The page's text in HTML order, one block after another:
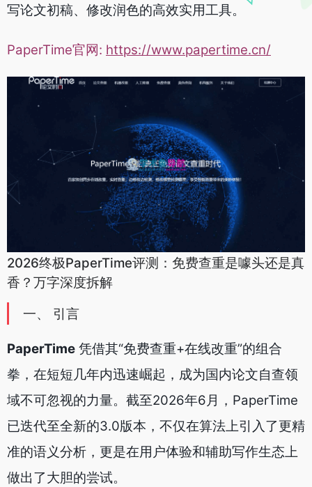
写论文初稿、修改润色的高效实用工具。
PaperTime官网: https://www.papertime.cn/
2026终极PaperTime评测：免费查重是噱头还是真
香？万字深度拆解
一、 引言
PaperTime 凭借其“免费查重+在线改重”的组合
拳，在短短几年内迅速崛起，成为国内论文自查领
域不可忽视的力量。截至2026年6月，PaperTime
已迭代至全新的3.0版本，不仅在算法上引入了更精
准的语义分析，更是在用户体验和辅助写作生态上
做出了大胆的尝试。